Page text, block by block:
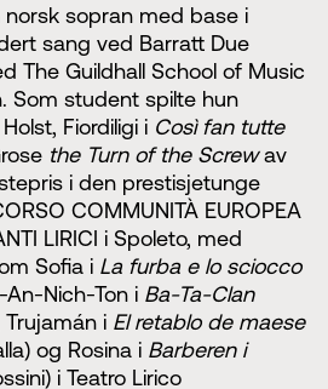
norsk sopran med base i
sang ved Barratt Due
The Guildhall School of Music
Som student spilte hun
Fiordiligi i Così fan tutte
the Turn of the Screwav
i den prestisjetunge
COMMUNITÀ EUROPEA
LIRICI i Spoleto, med
Sofia i La furba e lo sciocco
An-Nich-Ton i Ba-Ta-Clan
i El retablo de maese
og Rosina i Barberen i
i Teatro Lirico